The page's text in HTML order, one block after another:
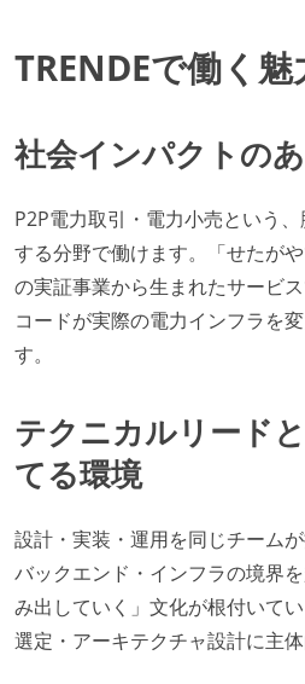
TRENDEで働く魅
社会インパクトの
P2P電力取引・電力小売という
する分野で働けます。「せたが
の実証事業から生まれたサービ
コードが実際の電力インフラを
す。
テクニカルリード
てる環境
設計・実装・運用を同じチーム
バックエンド・インフラの境界
み出していく」文化が根付いて
選定・アーキテクチャ設計に主体